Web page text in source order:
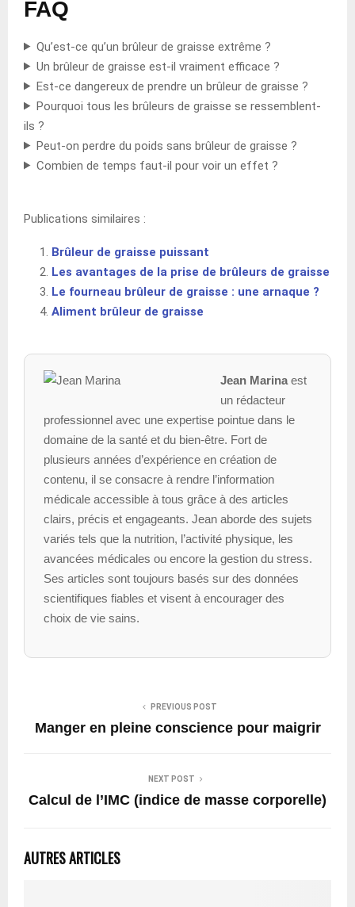
FAQ
Qu’est-ce qu’un brûleur de graisse extrême ?
Un brûleur de graisse est-il vraiment efficace ?
Est-ce dangereux de prendre un brûleur de graisse ?
Pourquoi tous les brûleurs de graisse se ressemblent-
ils ?
Peut-on perdre du poids sans brûleur de graisse ?
Combien de temps faut-il pour voir un effet ?
Publications similaires :
Brûleur de graisse puissant
Les avantages de la prise de brûleurs de graisse
Le fourneau brûleur de graisse : une arnaque ?
Aliment brûleur de graisse
Jean Marinaest
un rédacteur
professionnel avec une expertise pointue dans le
domaine de la santé et du bien-être. Fort de
plusieurs années d’expérience en création de
contenu, il se consacre à rendre l’information
médicale accessible à tous grâce à des articles
clairs, précis et engageants. Jean aborde des sujets
variés tels que la nutrition, l’activité physique, les
avancées médicales ou encore la gestion du stress.
Ses articles sont toujours basés sur des données
scientifiques fiables et visent à encourager des
choix de vie sains.
PREVIOUS POST
Manger en pleine conscience pour maigrir
NEXT POST
Calcul de l’IMC (indice de masse corporelle)
AUTRES ARTICLES